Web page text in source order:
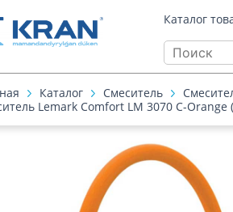
Каталог
Каталог Смеситель
Lemark Comfort LM 3070 C-